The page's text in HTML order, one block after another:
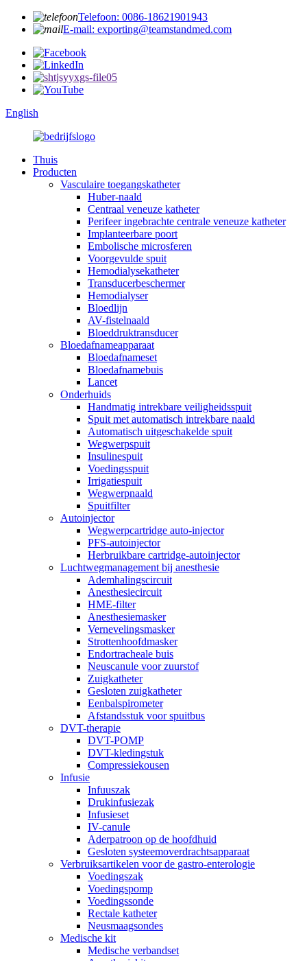
Telefoon: 0086-18621901943
E-mail: exporting@teamstandmed.com
English
Thuis
Producten
Vasculaire toegangskatheter
Huber-naald
Centraal veneuze katheter
Perifeer ingebrachte centrale veneuze katheter
Implanteerbare poort
Embolische microsferen
Voorgevulde spuit
Hemodialysekatheter
Transducerbeschermer
Hemodialyser
Bloedlijn
AV-fistelnaald
Bloeddruktransducer
Bloedafnameapparaat
Bloedafnameset
Bloedafnamebuis
Lancet
Onderhuids
Handmatig intrekbare veiligheidsspuit
Spuit met automatisch intrekbare naald
Automatisch uitgeschakelde spuit
Wegwerpspuit
Insulinespuit
Voedingsspuit
Irrigatiespuit
Wegwerpnaald
Spuitfilter
Autoinjector
Wegwerpcartridge auto-injector
PFS-autoinjector
Herbruikbare cartridge-autoinjector
Luchtwegmanagement bij anesthesie
Ademhalingscircuit
Anesthesiecircuit
HME-filter
Anesthesiemasker
Vernevelingsmasker
Strottenhoofdmasker
Endortracheale buis
Neuscanule voor zuurstof
Zuigkatheter
Gesloten zuigkatheter
Eenbalspirometer
Afstandsstuk voor spuitbus
DVT-therapie
DVT-POMP
DVT-kledingstuk
Compressiekousen
Infusie
Infuuszak
Drukinfusiezak
Infusieset
IV-canule
Aderpatroon op de hoofdhuid
Gesloten systeemoverdrachtsapparaat
Verbruiksartikelen voor de gastro-enterologie
Voedingszak
Voedingspomp
Voedingssonde
Rectale katheter
Neusmaagsondes
Medische kit
Medische verbandset